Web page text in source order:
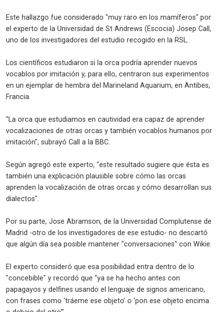
Este hallazgo fue considerado "muy raro en los mamíferos" por
el experto de la Universidad de St Andrews (Escocia) Josep Call,
uno de los investigadores del estudio recogido en la RSL.
Los científicos estudiaron si la orca podría aprender nuevos
vocablos por imitación y, para ello, centraron sus experimentos
en un ejemplar de hembra del Marineland Aquarium, en Antibes,
Francia.
"La orca que estudiamos en cautividad era capaz de aprender
vocalizaciones de otras orcas y también vocablos humanos por
imitación", subrayó Call a la BBC.
Según agregó este experto, "este resultado sugiere que ésta es
también una explicación plausible sobre cómo las orcas
aprenden la vocalización de otras orcas y cómo desarrollan sus
dialectos".
Por su parte, Jose Abramson, de la Universidad Complutense de
Madrid -otro de los investigadores de ese estudio- no descartó
que algún día sea posible mantener "conversaciones" con Wikie.
El experto consideró que esa posibilidad entra dentro de lo
"concebible" y recordó que "ya se ha hecho antes con
papagayos y delfines usando el lenguaje de signos americano,
con frases como 'tráeme ese objeto' o 'pon ese objeto encima